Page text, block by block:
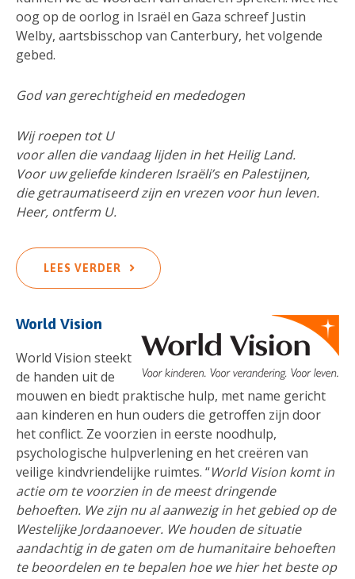
oog op de oorlog in Israël en Gaza schreef Justin
Welby, aartsbisschop van Canterbury, het volgende
gebed.
God van gerechtigheid en mededogen
Wij roepen tot U
voor allen die vandaag lijden in het Heilig Land.
Voor uw geliefde kinderen Israëli’s en Palestijnen,
die getraumatiseerd zijn en vrezen voor hun leven.
Heer, ontferm U.
LEES VERDER
World Vision
World Vision steekt
de handen uit de
mouwen en biedt praktische hulp, met name gericht
aan kinderen en hun ouders die getroffen zijn door
het conflict. Ze voorzien in eerste noodhulp,
psychologische hulpverlening en het creëren van
veilige kindvriendelijke ruimtes. “World Vision komt in
actie om te voorzien in de meest dringende
behoeften. We zijn nu al aanwezig in het gebied op de
Westelijke Jordaanoever. We houden de situatie
aandachtig in de gaten om de humanitaire behoeften
te beoordelen en te bepalen hoe we hier het beste op